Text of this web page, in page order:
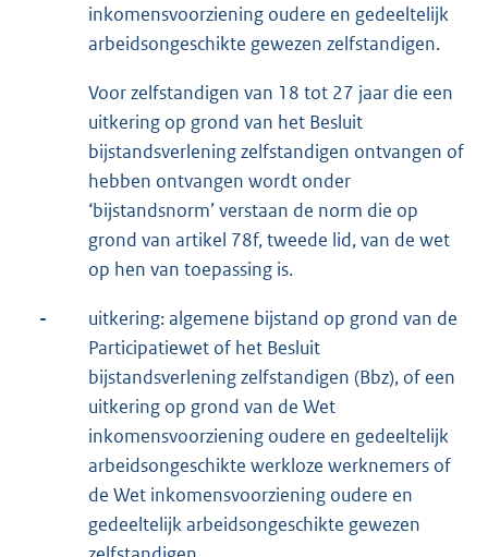
inkomensvoorziening oudere en gedeeltelijk
arbeidsongeschikte gewezen zelfstandigen.
Voor zelfstandigen van 18 tot 27 jaar die een
uitkering op grond van het Besluit
bijstandsverlening zelfstandigen ontvangen of
hebben ontvangen wordt onder
‘bijstandsnorm’ verstaan de norm die op
grond van artikel 78f, tweede lid, van de wet
op hen van toepassing is.
-
uitkering: algemene bijstand op grond van de
Participatiewet of het Besluit
bijstandsverlening zelfstandigen (Bbz), of een
uitkering op grond van de Wet
inkomensvoorziening oudere en gedeeltelijk
arbeidsongeschikte werkloze werknemers of
de Wet inkomensvoorziening oudere en
gedeeltelijk arbeidsongeschikte gewezen